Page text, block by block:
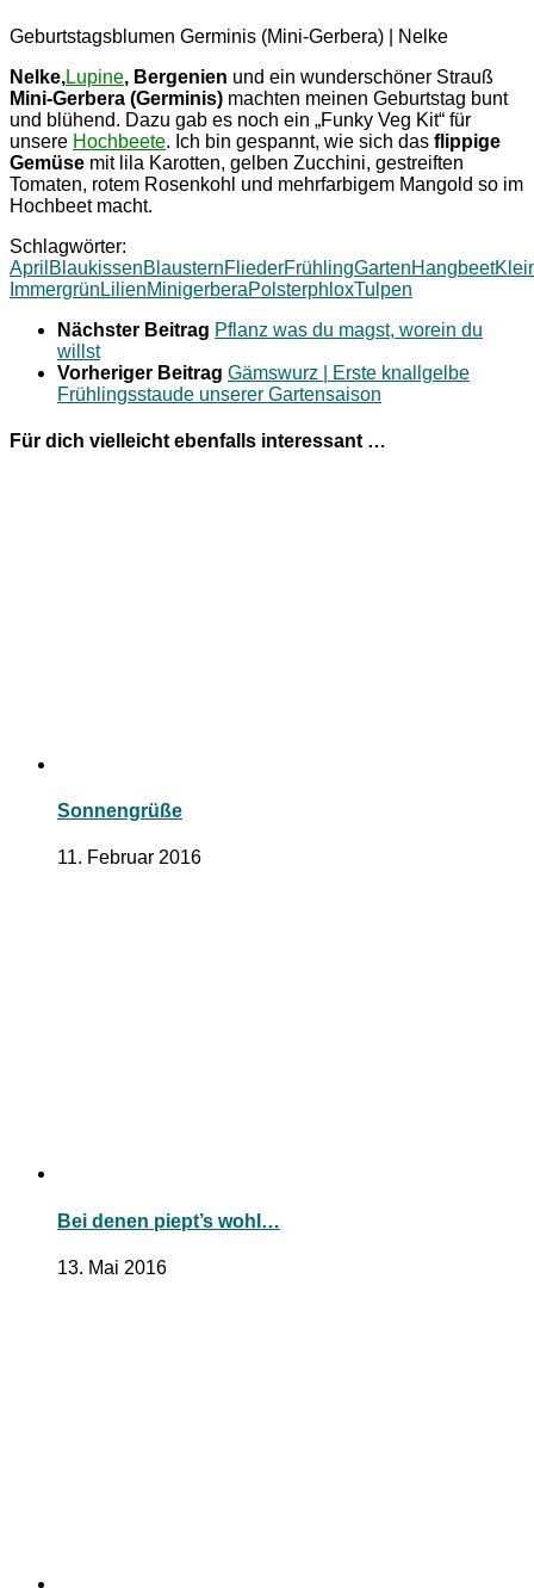
Geburtstagsblumen Germinis (Mini-Gerbera) | Nelke
Nelke,Lupine, Bergenien und ein wunderschöner Strauß
Mini-Gerbera (Germinis) machten meinen Geburtstag bunt
und blühend. Dazu gab es noch ein „Funky Veg Kit“ für
unsere Hochbeete. Ich bin gespannt, wie sich das flippige
Gemüse mit lila Karotten, gelben Zucchini, gestreiften
Tomaten, rotem Rosenkohl und mehrfarbigem Mangold so im
Hochbeet macht.
Schlagwörter:
April BlaukissenBlausternFliederFrühlingGartenHangbeet
Immergrün LilienMinigerberaPolsterphloxTulpen
Nächster Beitrag Pflanz was du magst, worein du
willst
Vorheriger Beitrag Gämswurz | Erste knallgelbe
Frühlingsstaude unserer Gartensaison
Für dich vielleicht ebenfalls interessant …
Sonnengrüße
11. Februar 2016
Bei denen piept’s wohl…
13. Mai 2016